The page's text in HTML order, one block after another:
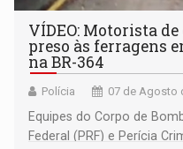
VÍDEO: Motorista
preso às ferragens
na BR-364
Polícia 07 de Agosto
Equipes do Corpo de
Federal (PRF) e Perícia